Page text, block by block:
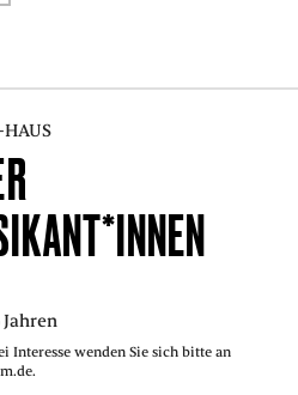
Interesse wenden Sie sich bitte an